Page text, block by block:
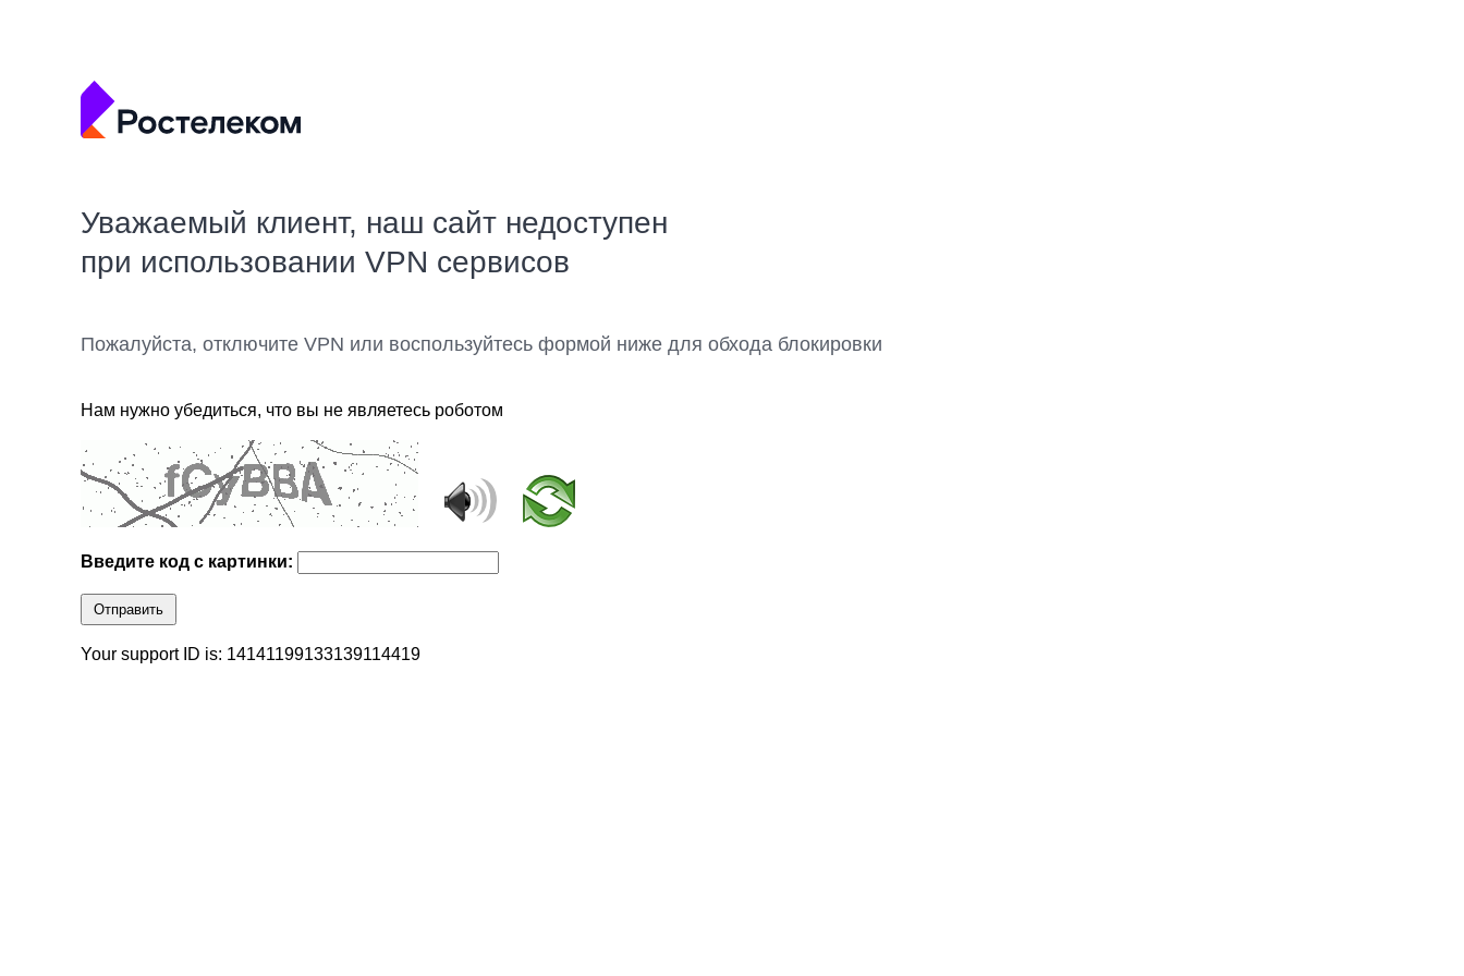
Уважаемый клиент, наш сайт недоступен
при использовании VPN сервисов
Пожалуйста, отключите VPN или воспользуйтесь формой ниже для обхода блокировки
Нам нужно убедиться, что вы не являетесь роботом
Введите код с картинки:
Отправить
Your support ID is: 14141199133139114419